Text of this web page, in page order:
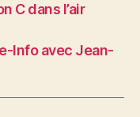
C dans l’air
Info avec Jean-